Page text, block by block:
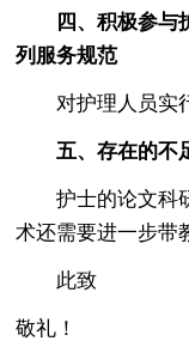
四、积极参与
列服务规范
对护理人员实行
五、存在的不
护士的论文科研
术还需要进一步带
此致
敬礼！